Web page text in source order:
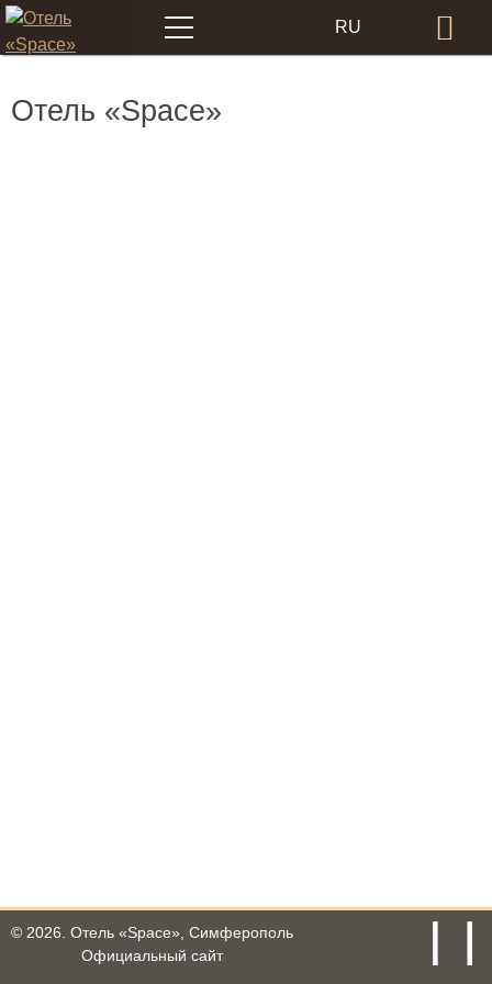
Меню RU
Отель «Space»
© 2026. Отель «Space», Симферополь
Официальный сайт